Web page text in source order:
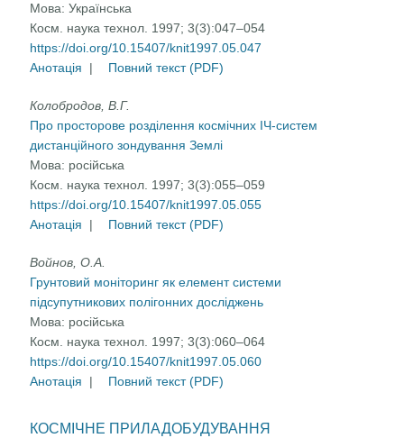
Мова:Українська
Косм. наука технол. 1997; 3(3):047–054
https://doi.org/10.15407/knit1997.05.047
Анотація
| Повний текст (PDF)
Колобродов, В.Г.
Про просторове розділення космічних ІЧ-систем
дистанційного зондування Землі
Мова: російська
Косм. наука технол. 1997; 3(3):055–059
https://doi.org/10.15407/knit1997.05.055
Анотація
| Повний текст (PDF)
Войнов, О.А.
Грунтовий моніторинг як елемент системи
підсупутникових полігонних досліджень
Мова: російська
Косм. наука технол. 1997; 3(3):060–064
https://doi.org/10.15407/knit1997.05.060
Анотація
| Повний текст (PDF)
КОСМІЧНЕ ПРИЛАДОБУДУВАННЯ